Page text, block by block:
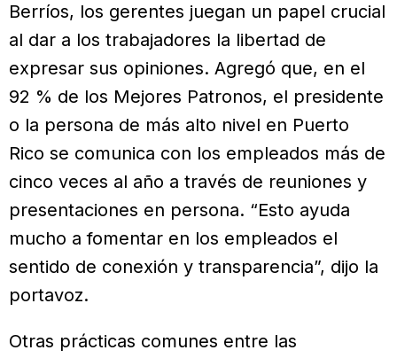
Berríos, los gerentes juegan un papel crucial
al dar a los trabajadores la libertad de
expresar sus opiniones. Agregó que, en el
92 % de los Mejores Patronos, el presidente
o la persona de más alto nivel en Puerto
Rico se comunica con los empleados más de
cinco veces al año a través de reuniones y
presentaciones en persona. “Esto ayuda
mucho a fomentar en los empleados el
sentido de conexión y transparencia”, dijo la
portavoz.
Otras prácticas comunes entre las